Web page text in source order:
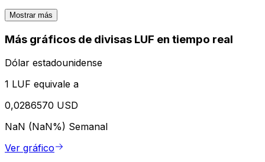
Mostrar más
Más gráficos de divisas LUF en tiempo real
Dólar estadounidense
1 LUF equivale a
0,0286570 USD
NaN (NaN%) Semanal
Ver gráfico